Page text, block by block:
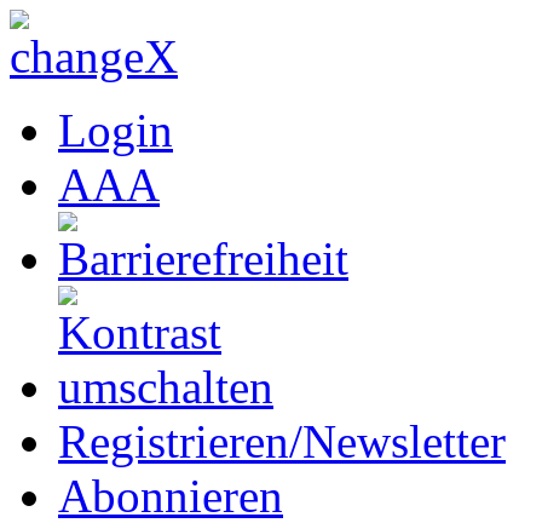
Login
AAA
Registrieren/Newsletter
Abonnieren